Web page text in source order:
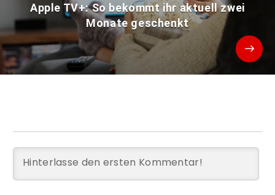
Apple TV+: So bekommt ihr aktuell zwei
Monate geschenkt